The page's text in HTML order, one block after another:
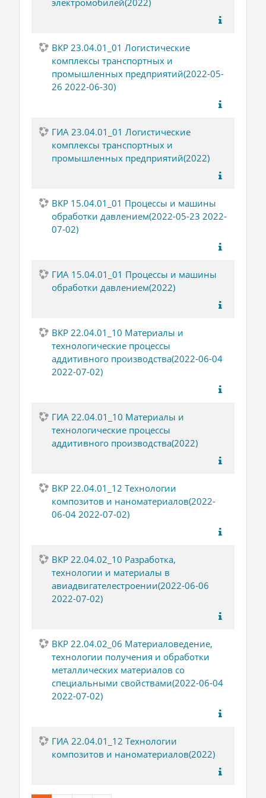
ВКР 23.04.01_01 Логистические
комплексы транспортных и
промышленных предприятий(2022-05-
26 2022-06-30)
ГИА 23.04.01_01 Логистические
комплексы транспортных и
промышленных предприятий(2022)
ВКР 15.04.01_01 Процессы и машины
обработки давлением(2022-05-23 2022-
07-02)
ГИА 15.04.01_01 Процессы и машины
обработки давлением(2022)
ВКР 22.04.01_10 Материалы и
технологические процессы
аддитивного производства(2022-06-04
2022-07-02)
ГИА 22.04.01_10 Материалы и
технологические процессы
аддитивного производства(2022)
ВКР 22.04.01_12 Технологии
композитов и наноматериалов(2022-
06-04 2022-07-02)
ВКР 22.04.02_10 Разработка,
технологии и материалы в
авиадвигателестроении(2022-06-06
2022-07-02)
ВКР 22.04.02_06 Материаловедение,
технологии получения и обработки
металлических материалов со
специальными свойствами(2022-06-04
2022-07-02)
ГИА 22.04.01_12 Технологии
композитов и наноматериалов(2022)